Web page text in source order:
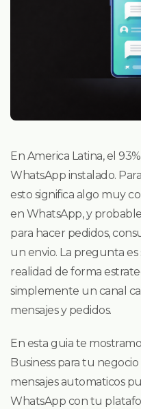
En America Latina, el
WhatsApp instalado.
esto significa algo muy
en WhatsApp, y
para hacer pedidos,
un envio. La pregunta es
realidad de forma
simplemente un canal
mensajes y pedidos.
En esta guia te
Business para tu
mensajes automaticos
WhatsApp con tu